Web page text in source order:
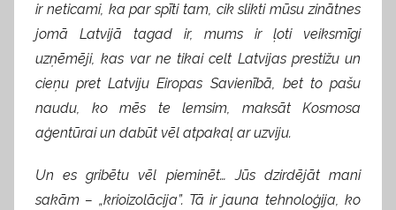
ir neticami, ka par spīti tam, cik slikti mūsu zinātnes
jomā Latvijā tagad ir, mums ir ļoti veiksmīgi
uzņēmēji, kas var ne tikai celt Latvijas prestižu un
cieņu pret Latviju Eiropas Savienībā, bet to pašu
naudu, ko mēs te lemsim, maksāt Kosmosa
aģentūrai un dabūt vēl atpakaļ ar uzviju.
Un es gribētu vēl pieminēt… Jūs dzirdējāt mani
sakām – „krioizolācija”. Tā ir jauna tehnoloģija, ko